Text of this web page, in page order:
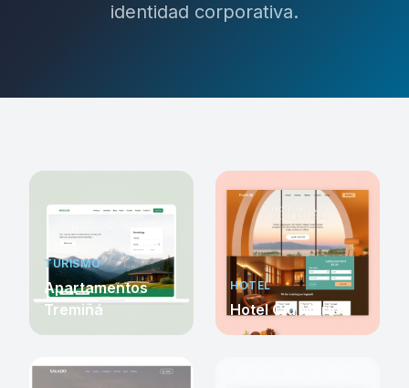
identidad corporativa.
TURISMO
Apartamentos
Tremiñá
HOTEL
Hotel Cid Mérida